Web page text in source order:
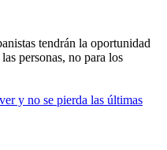
tendrán la oportunidad
personas, no para los
y no se pierda las últimas